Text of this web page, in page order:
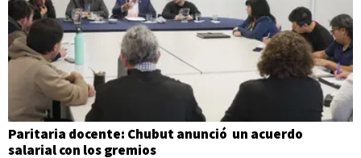
Paritaria docente: Chubut anunció un acuerdo
salarial con los gremios